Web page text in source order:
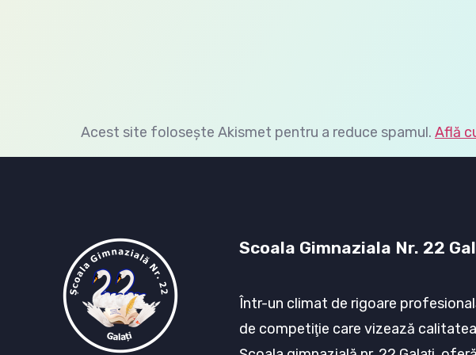
Acest site folosește Akismet pentru a reduce spamul. Află
Scoala Gimnaziala Nr. 22
Într-un climat de rigoare
de competiţie care vizează